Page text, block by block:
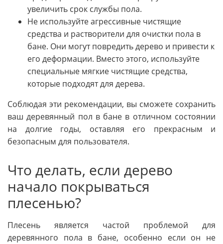
увеличить срок службы пола.
Не используйте агрессивные чистящие
средства и растворители для очистки пола в
бане. Они могут повредить дерево и привести к
его деформации. Вместо этого, используйте
специальные мягкие чистящие средства,
которые подходят для дерева.
Соблюдая эти рекомендации, вы сможете сохранить
ваш деревянный пол в бане в отличном состоянии
на долгие годы, оставляя его прекрасным и
безопасным для пользователя.
Что делать, если дерево
начало покрываться
плесенью?
Плесень является частой проблемой для
деревянного пола в бане, особенно если он не